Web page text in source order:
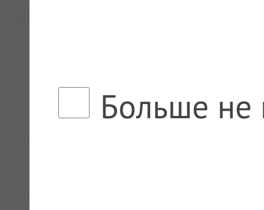
Больше не